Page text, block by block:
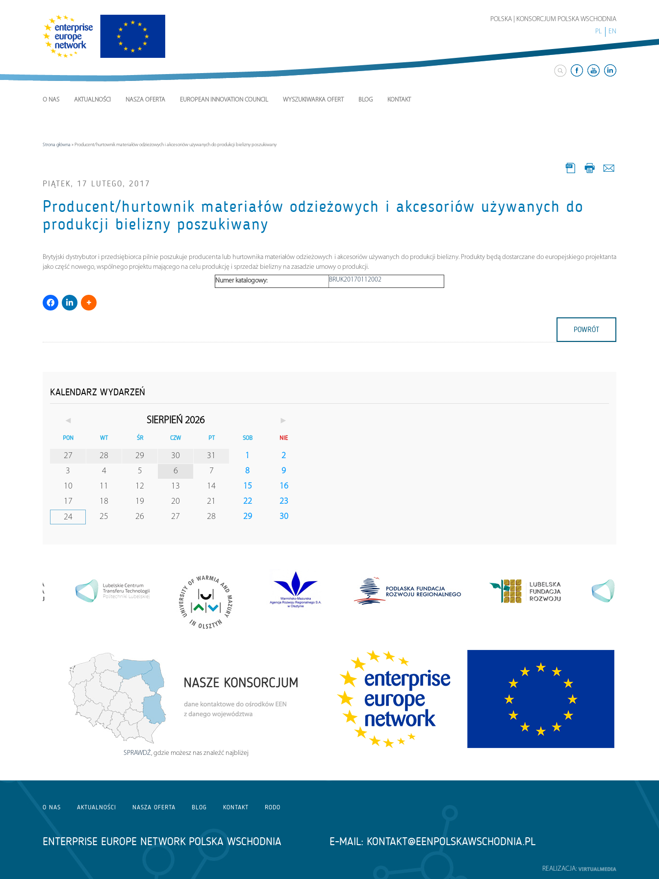
POLSKA | KONSORCJUM POLSKA WSCHODNIA
PL
EN
O NAS AKTUALNOŚCI NASZA OFERTA EUROPEAN INNOVATION COUNCIL WYSZUKIWARKA OFERT BLOG KONTAKT
Strona główna » Producent/hurtownik materiałów odzieżowych i akcesoriów używanych do produkcji bielizny poszukiwany
PIĄTEK, 17 LUTEGO, 2017
Producent/hurtownik materiałów odzieżowych i akcesoriów używanych do
produkcji bielizny poszukiwany
Brytyjski dystrybutor i przedsiębiorca pilnie poszukuje producenta lub hurtownika materiałów odzieżowych i akcesoriów używanych do produkcji bielizny. Produkty będą dostarczane do europejskiego projektanta
jako część nowego, wspólnego projektu mającego na celu produkcję i sprzedaż bielizny na zasadzie umowy o produkcji.
Numer katalogowy:
BRUK20170112002
POWRÓT
KALENDARZ WYDARZEŃ
◄ SIERPIEŃ 2026 ►
PON WT ŚR CZW PT SOB NIE
27 28 29 30 31 1
2
3
4 5 6 7 8
9
10
11 12 13 14 15
16
17
18 19 20 21 22
23
24
25 26 27 28 29 30
SPRAWDŹ, gdzie możesz nas znaleźć najbliżej
O NAS AKTUALNOŚCI NASZA OFERTA BLOG KONTAKT RODO
ENTERPRISE EUROPE NETWORK POLSKA WSCHODNIA E-MAIL: KONTAKT@EENPOLSKAWSCHODNIA.PL
REALIZACJA: